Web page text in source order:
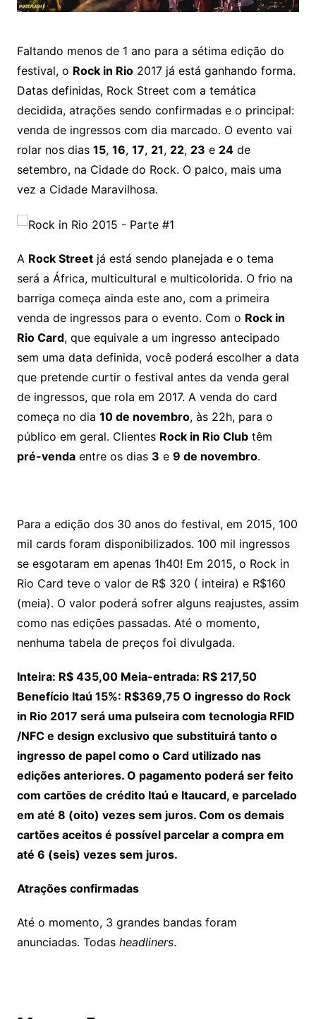
Faltando menos de 1 ano para a sétima edição do
festival, o Rock in Rio2017 já está ganhando forma.
Datas definidas, Rock Street com a temática
decidida, atrações sendo confirmadas e o principal:
venda de ingressos com dia marcado. O evento vai
rolar nos dias 15, 16, 17, 21, 22, 23 e 24de
setembro, na Cidade do Rock. O palco, mais uma
vez a Cidade Maravilhosa.
A Rock Streetjá está sendo planejada e o tema
será a África, multicultural e multicolorida. O frio na
barriga começa ainda este ano, com a primeira
venda de ingressos para o evento. Com o Rock in
Rio Card, que equivale a um ingresso antecipado
sem uma data definida, você poderá escolher a data
que pretende curtir o festival antes da venda geral
de ingressos, que rola em 2017. A venda do card
começa no dia 10 de novembro, às 22h, para o
público em geral. Clientes Rock in Rio Clubtêm
pré-vendaentre os dias 3 e 9 de novembro.
Para a edição dos 30 anos do festival, em 2015, 100
mil cards foram disponibilizados. 100 mil ingressos
se esgotaram em apenas 1h40! Em 2015, o Rock in
Rio Card teve o valor de R$ 320 ( inteira) e R$160
(meia). O valor poderá sofrer alguns reajustes, assim
como nas edições passadas. Até o momento,
nenhuma tabela de preços foi divulgada.
Inteira: R$ 435,00 Meia-entrada: R$ 217,50
Benefício Itaú 15%: R$369,75 O ingresso do Rock
in Rio 2017 será uma pulseira com tecnologia RFID
/NFC e design exclusivo que substituirá tanto o
ingresso de papel como o Card utilizado nas
edições anteriores. O pagamento poderá ser feito
com cartões de crédito Itaú e Itaucard, e parcelado
em até 8 (oito) vezes sem juros. Com os demais
cartões aceitos é possível parcelar a compra em
até 6 (seis) vezes sem juros.
Atrações confirmadas
Até o momento, 3 grandes bandas foram
anunciadas. Todas headliners.